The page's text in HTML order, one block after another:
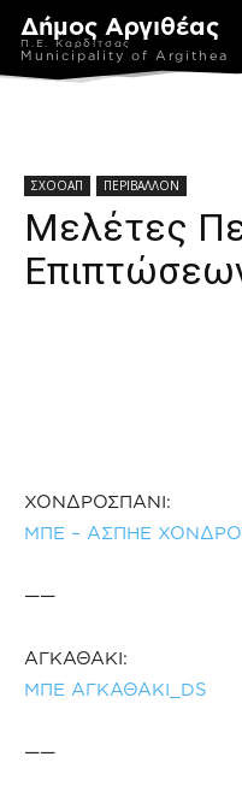
Δήμος Αργιθέας
Π.Ε. Καρδίτσας
Municipality of Argithea
ΣΧΟΟΑΠ ΠΕΡΙΒΑΛΛΟΝ
Μελέτες
ΧΟΝΔΡΟΣΠΑΝΙ:
ΜΠΕ – ΑΣΠΗΕ
——
ΑΓΚΑΘΑΚΙ:
ΜΠΕ ΑΓΚΑΘΑΚΙ_DS
——